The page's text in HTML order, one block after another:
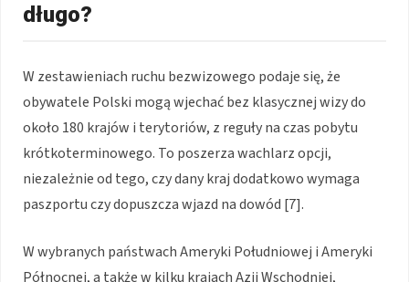
długo?
W zestawieniach ruchu bezwizowego podaje się, że
obywatele Polski mogą wjechać bez klasycznej wizy do
około 180 krajów i terytoriów, z reguły na czas pobytu
krótkoterminowego. To poszerza wachlarz opcji,
niezależnie od tego, czy dany kraj dodatkowo wymaga
paszportu czy dopuszcza wjazd na dowód [7].
W wybranych państwach Ameryki Południowej i Ameryki
Północnej, a także w kilku krajach Azji Wschodniej,